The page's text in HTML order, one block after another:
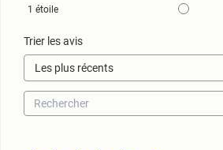
1 étoile
Trier les avis